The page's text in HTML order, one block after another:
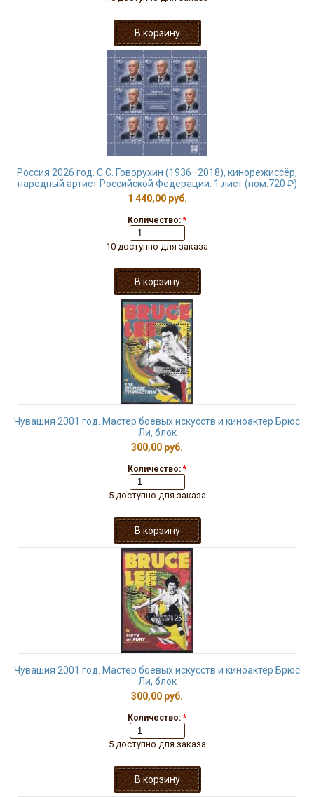
Россия 2026 год. С.С. Говорухин (1936–2018), кинорежиссёр,
народный артист Российской Федерации. 1 лист (ном.720 ₽)
1 440,00 руб.
Количество: *
10 доступно для заказа
Чувашия 2001 год. Мастер боевых искусств и киноактёр Брюс
Ли, блок
300,00 руб.
Количество: *
5 доступно для заказа
Чувашия 2001 год. Мастер боевых искусств и киноактёр Брюс
Ли, блок
300,00 руб.
Количество: *
5 доступно для заказа